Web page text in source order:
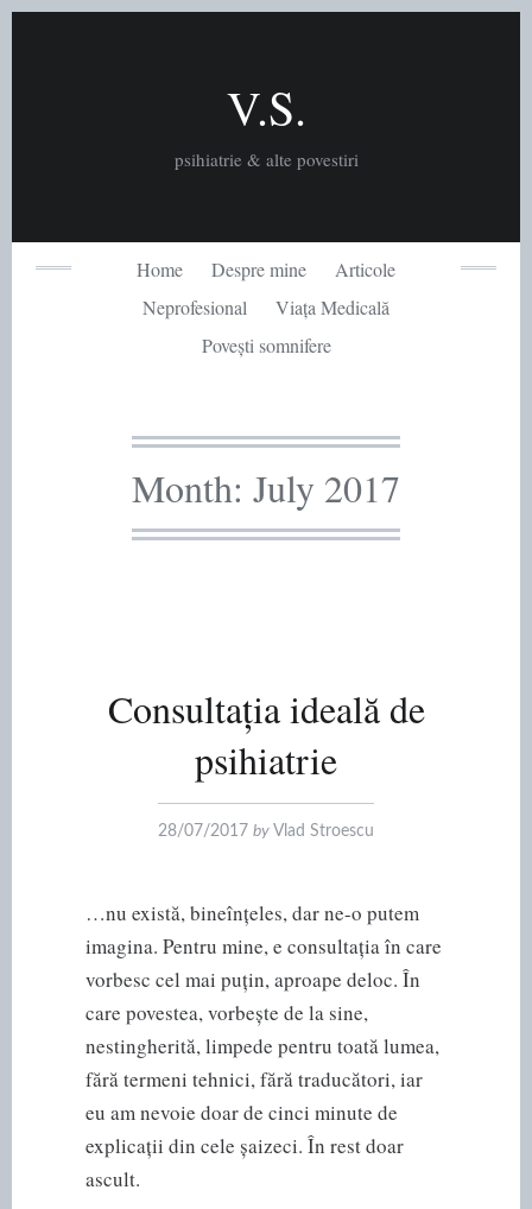
V.S.
psihiatrie & alte povestiri
Home Despre mine
Articole
Neprofesional
Viața Medicală
Povești somnifere
Month: July 2017
Consultația ideală de
psihiatrie
28/07/2017 by Vlad Stroescu
…nu există, bineînțeles, dar ne-o putem
imagina. Pentru mine, e consultația în care
vorbesc cel mai puțin, aproape deloc. În
care povestea, vorbește de la sine,
nestingherită, limpede pentru toată lumea,
fără termeni tehnici, fără traducători, iar
eu am nevoie doar de cinci minute de
explicații din cele șaizeci. În rest doar
ascult.